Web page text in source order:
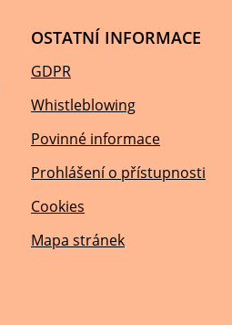
OSTATNÍ INFORMACE
GDPR
Whistleblowing
Povinné informace
Prohlášení o přístupnosti
Cookies
Mapa stránek